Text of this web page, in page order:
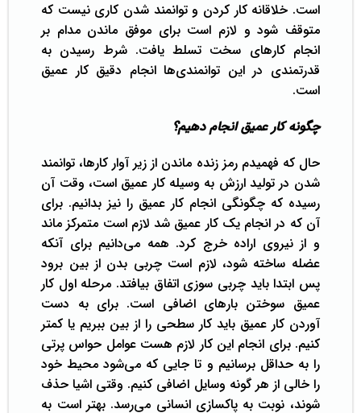
است. خلاقانه کار کردن و توانمند شدن کاری نیست که
متوقف شود و لازم است برای موفق ماندن مدام بر
انجام کارهای سخت تسلط یافت. شرط رسیدن به
قدرتمندی در این توانمندی‌ها انجام دقیق کار عمیق
است‌‌.
چگونه کار عمیق انجام دهیم؟
حال که فهمیدم رمز زنده ماندن از زیر آوار کارها، توانمند
شدن در تولید ارزش به وسیله کار عمیق است، وقت آن
رسیده که چگونگی انجام کار عمیق را نیز بدانیم. برای
آن که در انجام یک کار عمیق شد لازم است متمرکز ماند
و از نیروی اراده خرج کرد‌. همه می‌دانیم برای آنکه
عضله ساخته شود، لازم است چربی بدن از بین برود
پس ابتدا باید چربی سوزی اتفاق بیافتد. مرحله اول کار
عمیق سوختن بارهای اضافی است. برای به دست
آوردن کار عمیق باید کار سطحی را از بین ببریم یا کمتر
کنیم. برای انجام این کار لازم هست عوامل حواس پرتی
را به حداقل برسانیم و تا جایی که می‌شود محیط خود
را خالی از هر گونه وسایل اضافی کنیم. وقتی اشیا حذف
شوند، نوبت به پاکسازی انسانی می‌رسد. بهتر است به